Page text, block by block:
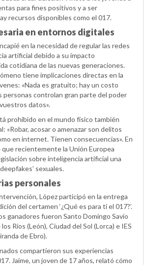
para fines positivos y a ser
recursos disponibles como el 017.
en entornos digitales
en la necesidad de regular las redes
artificial debido a su impacto
cotidiana de las nuevas generaciones.
tiene implicaciones directas en la
«Nada es gratuito; hay un costo
personas controlan gran parte del poder
datos».
prohibido en el mundo físico también
«Robar, acosar o amenazar son delitos
en internet. Tienen consecuencias». En
recientemente la Unión Europea
sobre inteligencia artificial una
sexuales.
personales
López participó en la entrega
del certamen ‘¿Qué es para ti el 017?’.
ganadores fueron Santo Domingo Savio
Ríos (León), Ciudad del Sol (Lorca) e IES
de Ebro).
compartieron sus experiencias
Jaime, un joven de 17 años, relató cómo